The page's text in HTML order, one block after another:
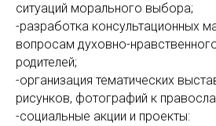
ситуаций морального выбора;
-разработка консультационных
вопросам духовно-
родителей;
-организация тематических
рисунков, фотографий к
-социальные акции и проекты: